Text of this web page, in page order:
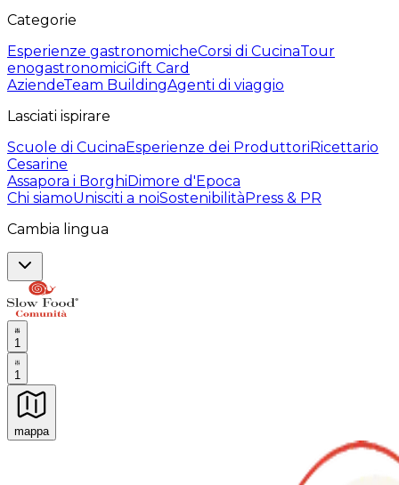
Categorie
Esperienze gastronomicheCorsi di CucinaTour
enogastronomiciGift Card
AziendeTeam BuildingAgenti di viaggio
Lasciati ispirare
Scuole di CucinaEsperienze dei ProduttoriRicettario
Cesarine
Assapora i BorghiDimore d'Epoca
Chi siamoUnisciti a noiSostenibilitàPress & PR
Cambia lingua
1
1
mappa
Esperienze culinarie indimenticabili: Esperienze